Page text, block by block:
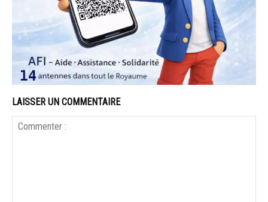
LAISSER UN COMMENTAIRE